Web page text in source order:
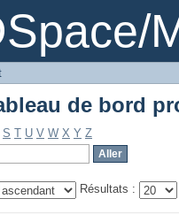
de bord
de bord
S T U V W X Y Z
Résultats :